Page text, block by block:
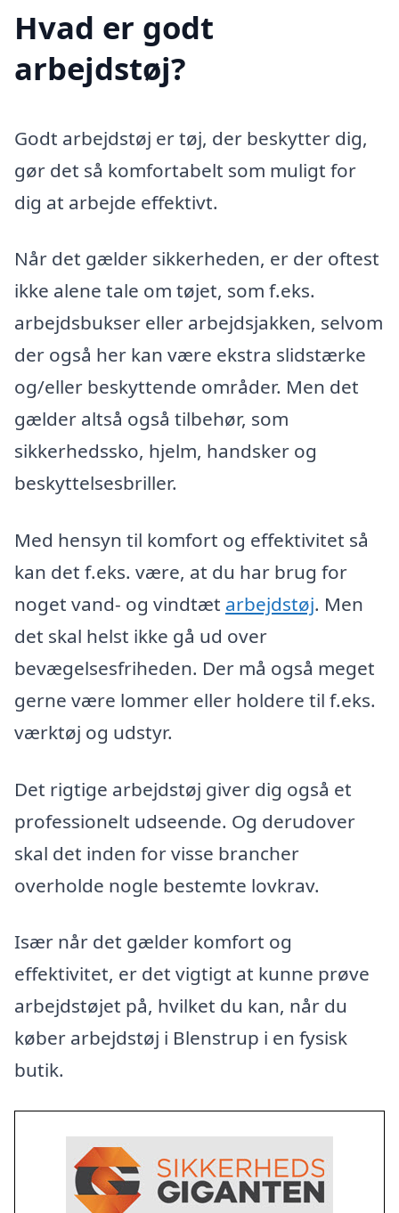
Hvad er godt
arbejdstøj?
Godt arbejdstøj er tøj, der beskytter dig,
gør det så komfortabelt som muligt for
dig at arbejde effektivt.
Når det gælder sikkerheden, er der oftest
ikke alene tale om tøjet, som f.eks.
arbejdsbukser eller arbejdsjakken, selvom
der også her kan være ekstra slidstærke
og/eller beskyttende områder. Men det
gælder altså også tilbehør, som
sikkerhedssko, hjelm, handsker og
beskyttelsesbriller.
Med hensyn til komfort og effektivitet så
kan det f.eks. være, at du har brug for
noget vand- og vindtæt arbejdstøj. Men
det skal helst ikke gå ud over
bevægelsesfriheden. Der må også meget
gerne være lommer eller holdere til f.eks.
værktøj og udstyr.
Det rigtige arbejdstøj giver dig også et
professionelt udseende. Og derudover
skal det inden for visse brancher
overholde nogle bestemte lovkrav.
Især når det gælder komfort og
effektivitet, er det vigtigt at kunne prøve
arbejdstøjet på, hvilket du kan, når du
køber arbejdstøj i Blenstrup i en fysisk
butik.